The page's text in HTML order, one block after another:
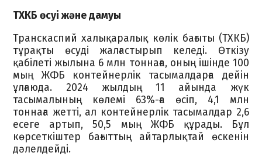
ТХКБ өсуі және дамуы
Транскаспий халықаралық көлік бағыты (ТХКБ)
тұрақты өсуді жалғастырып келеді. Өткізу
қабілеті жылына 6 млн тоннаға, оның ішінде 100
мың ЖФБ контейнерлік тасымалдарға дейін
ұлғаюда. 2024 жылдың 11 айында жүк
тасымалының көлемі 63%-ға өсіп, 4,1 млн
тоннаға жетті, ал контейнерлік тасымалдар 2,6
есеге артып, 50,5 мың ЖФБ құрады. Бұл
көрсеткіштер бағыттың айтарлықтай өскенін
дәлелдейді.